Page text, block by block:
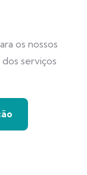
os nossos
serviços